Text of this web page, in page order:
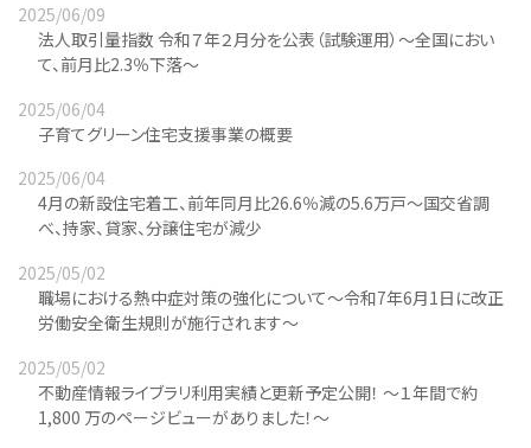
2025/06/09
法人取引量指数 令和７年２月分を公表（試験運用）～全国におい
て、前月比2.3％下落～
2025/06/04
子育てグリーン住宅支援事業の概要
2025/06/04
4月の新設住宅着工、前年同月比26.6％減の5.6万戸～国交省調
べ、持家、貸家、分譲住宅が減少
2025/05/02
職場における熱中症対策の強化について～令和7年6月1日に改正
労働安全衛生規則が施行されます～
2025/05/02
不動産情報ライブラリ利用実績と更新予定公開！ ～１年間で約
1,800 万のページビューがありました！～